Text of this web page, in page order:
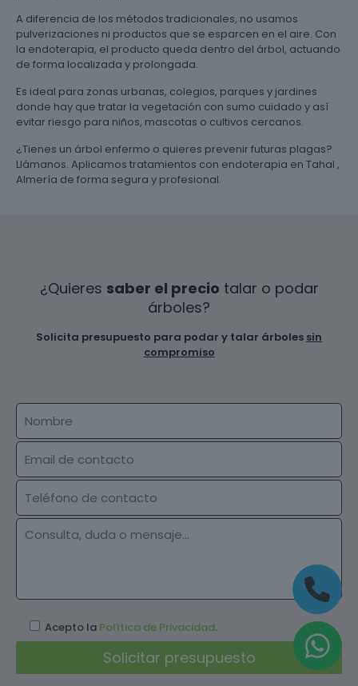
A diferencia de los métodos tradicionales, no usamos
pulverizaciones ni productos que se esparcen en el aire. Con
la endoterapia, el producto queda dentro del árbol, actuando
de forma localizada y prolongada.
Es ideal para zonas urbanas, colegios, parques y jardines
donde hay que tratar la vegetación con sumo cuidado y así
evitar riesgo para niños, mascotas o cultivos cercanos.
¿Tienes un árbol enfermo o quieres prevenir futuras plagas?
Llámanos. Aplicamos tratamientos con endoterapia en Tahal ,
Almería de forma segura y profesional.
¿Quieres saber el precio talar o podar
árboles?
Solicita presupuesto para podar y talar árboles sin
compromiso
Acepto la Política de Privacidad.